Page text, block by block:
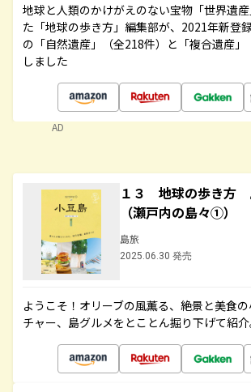
地球と人類のかけがえのない宝物「世界遺
た「地球の歩き方」編集部が、2021年新登
の「自然遺産」（全218件）と「複合遺産
しました
AD
１３ 地球の歩き方
（瀬戸内の島々①）
島旅
2025.06.30 発売
ようこそ！オリーブの風薫る、絶景と美食
チャー、島グルメをとことん掘り下げて紹